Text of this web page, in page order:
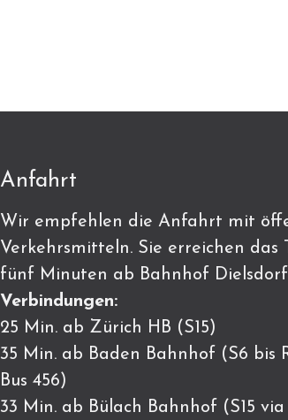
Anfahrt
Wir empfehlen die Anfahrt mit
Verkehrsmitteln. Sie erreichen das
fünf Minuten ab Bahnhof
Verbindungen:
25 Min. ab Zürich HB (S15)
35 Min. ab Baden Bahnhof (S6 bis
Bus 456)
33 Min. ab Bülach Bahnhof (S15